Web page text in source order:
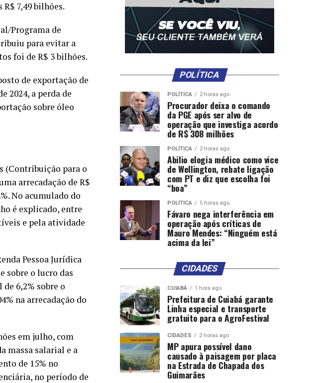
7,49 bilhões.
Programa de
para evitar a
foi de R$ 3 bilhões.
de exportação de
2024, a perda de
sobre óleo
(Contribuição para o
arrecadação de R$
No acumulado do
é explicado, entre
e pela atividade
Pessoa Jurídica
sobre o lucro das
6,2% sobre o
na arrecadação do
em julho, com
massa salarial e a
de 15% no
no período de
POLÍTICA
POLÍTICA 2 horas ago
Procurador deixa o comando
da PGE após ser alvo de
operação que investiga acordo
de R$ 308 milhões
POLÍTICA 2 horas ago
Abilio elogia médico como vice
de Wellington, rebate ligação
com PT e diz que escolha foi
“boa”
POLÍTICA 5 horas ago
Fávaro nega interferência em
operação após críticas de
Mauro Mendes: “Ninguém está
acima da lei”
CIDADES
CUIABÁ 1 hora ago
Prefeitura de Cuiabá garante
Linha especial e transporte
gratuito para o AgroFestival
CIDADES 2 horas ago
MP apura possível dano
causado à paisagem por placa
na Estrada de Chapada dos
Guimarães